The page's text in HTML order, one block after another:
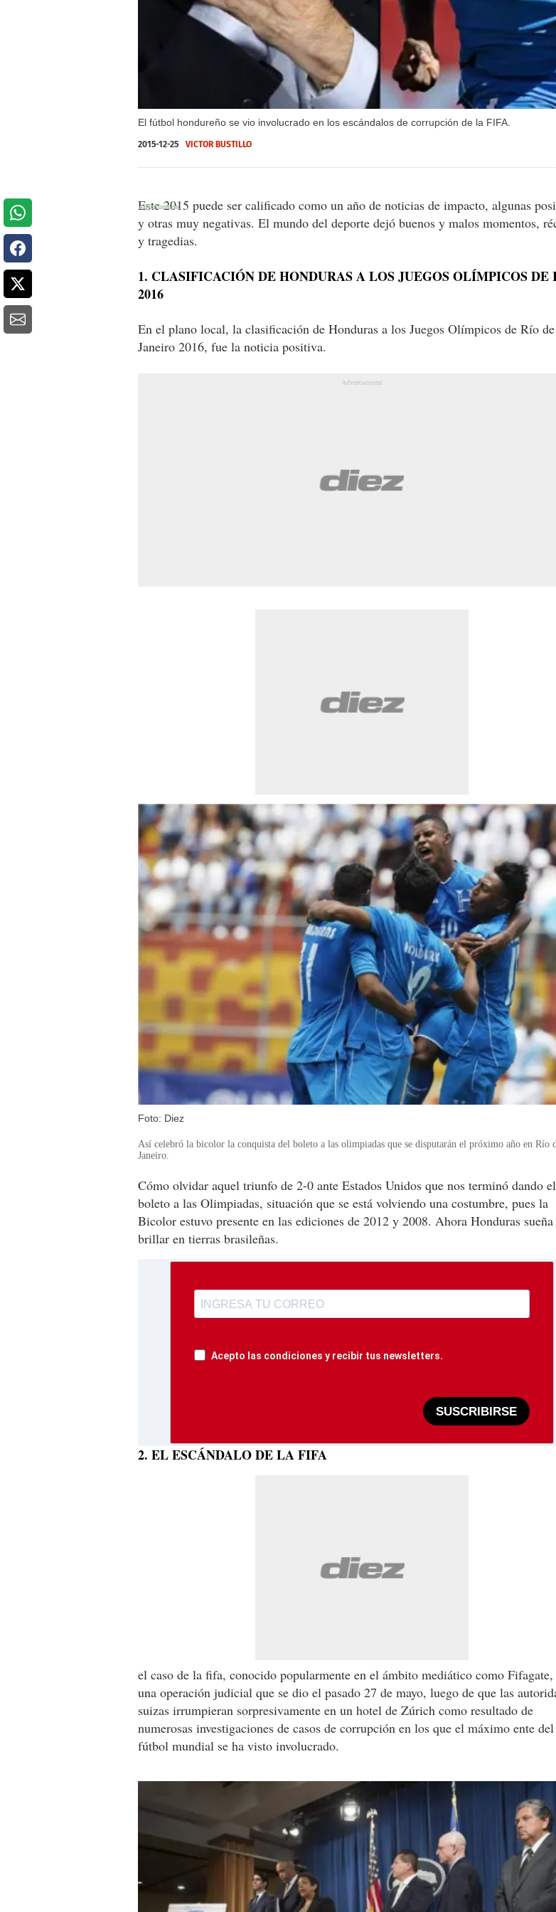
El fútbol hondureño se vio involucrado en los escándalos de corrupción de la FIFA.
2015-12-25 VICTOR BUSTILLO
Este 2015 puede ser calificado como un año de noticias de impacto, algunas
y otras muy negativas. El mundo del deporte dejó buenos y malos momentos,
y tragedias.
1. CLASIFICACIÓN DE HONDURAS A LOS JUEGOS OLÍMPICOS DE
2016
En el plano local, la clasificación de Honduras a los Juegos Olímpicos de Río de
Janeiro 2016, fue la noticia positiva.
Foto: Diez
Así celebró la bicolor la conquista del boleto a las olimpiadas que se disputarán el próximo año en Río
Janeiro.
Cómo olvidar aquel triunfo de 2-0 ante Estados Unidos que nos terminó dando el
boleto a las Olimpiadas, situación que se está volviendo una costumbre, pues la
Bicolor estuvo presente en las ediciones de 2012 y 2008. Ahora Honduras
brillar en tierras brasileñas.
Acepto las condiciones y recibir tus newsletters.
SUSCRIBIRSE
2. EL ESCÁNDALO DE LA FIFA
el caso de la fifa, conocido popularmente en el ámbito mediático como Fifagate,
una operación judicial que se dio el pasado 27 de mayo, luego de que las
suizas irrumpieran sorpresivamente en un hotel de Zúrich como resultado de
numerosas investigaciones de casos de corrupción en los que el máximo ente del
fútbol mundial se ha visto involucrado.